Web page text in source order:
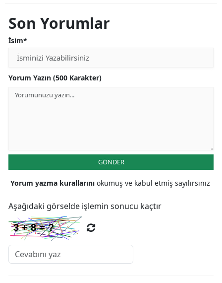
Son Yorumlar
İsim*
Yorum Yazın (500 Karakter)
GÖNDER
Yorum yazma kurallarını okumuş ve kabul etmiş sayılırsınız
Aşağıdaki görselde işlemin sonucu kaçtır